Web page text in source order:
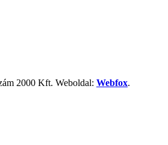
2000 Kft. Weboldal: Webfox.